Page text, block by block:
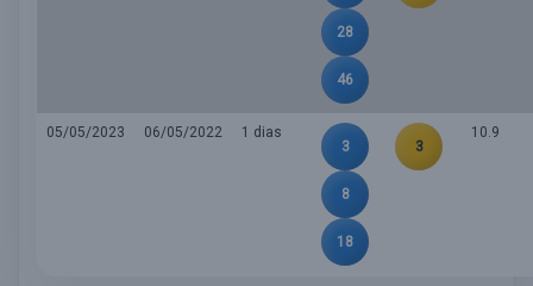
28
46
05/05/2023 06/05/2022
1 dias
3
8
18
3
10.9